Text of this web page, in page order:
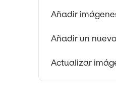
Añadir
Añadir un
Actualizar